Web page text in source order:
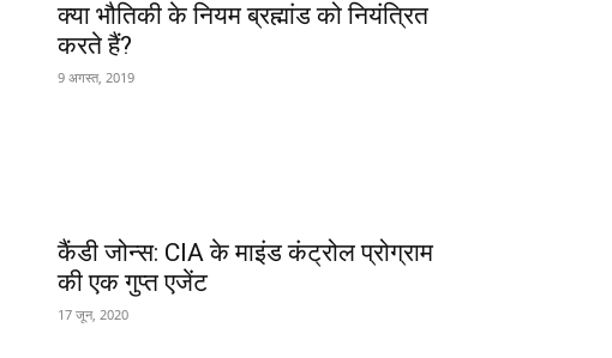
क्या भौतिकी के नियम ब्रह्मांड को नियंत्रित
करते हैं?
9 अगस्त, 2019
कैंडी जोन्स: CIA के माइंड कंट्रोल प्रोग्राम
की एक गुप्त एजेंट
17 जून, 2020